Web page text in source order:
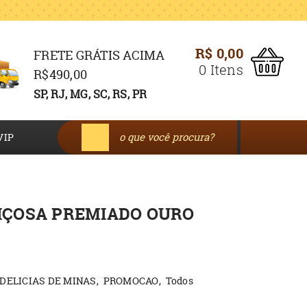
R$ 0,00
0 Itens
FRETE GRÁTIS ACIMA
R$490,00
SP, RJ, MG, SC, RS, PR
PREMIADO OURO
DELICIAS DE MINAS PROMOCAO Todos